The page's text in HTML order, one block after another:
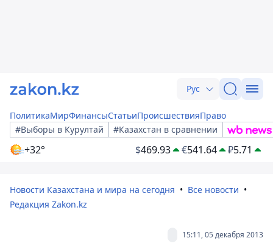
Рус
ПолитикаМирФинансыСтатьиПроисшествияПраво
#Выборы в Курултай
#Казахстан в сравнении
+32° $469.93 €541.64 ₽5.71
Новости Казахстана и мира на сегодня
Все новости
Редакция Zakon.kz
15:11, 05 декабря 2013